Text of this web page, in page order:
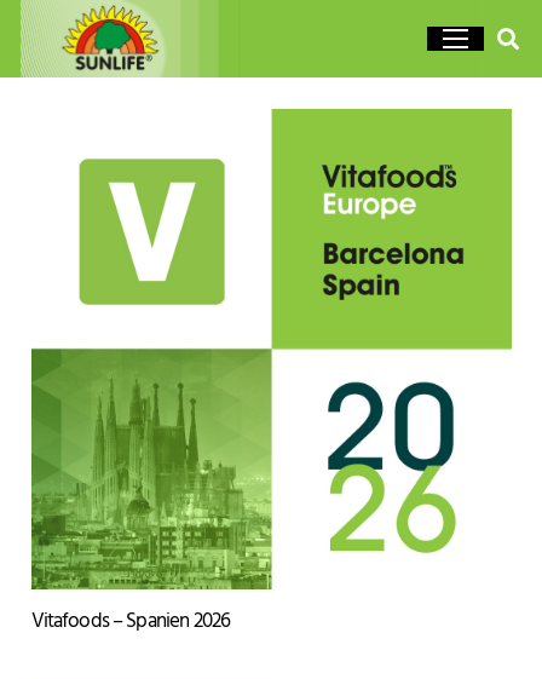
Vitafoods – Spanien 2026